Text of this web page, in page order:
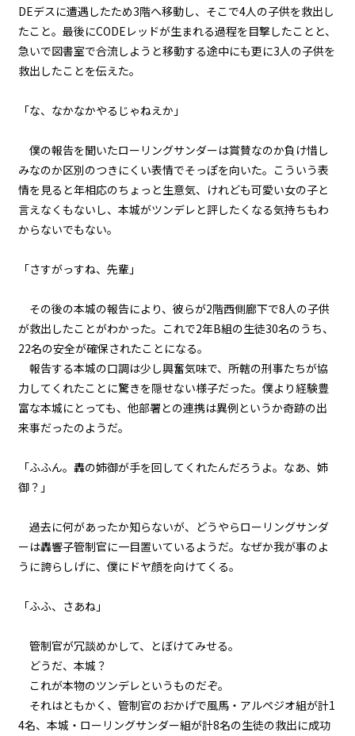
第１話
『Serial killer（連続殺人鬼）』
＜８＞
『Serial killer（連続殺人鬼）』
＜９＞
第１話
『Serial killer（連続殺人鬼）』
＜１０＞
第１話
『Serial killer（連続殺人鬼）』
＜１２＞
第１話
『Serial killer（連続殺人鬼）』
＜１３＞
＜１５＞
第１話
『Serial killer（連続殺人鬼）』
第１話
『Serial killer（連続殺人鬼）』
＜１８＞
DEデスに遭遇したため3階へ移動し、そこで4人の子供を救出し
たこと。最後にCODEレッドが生まれる過程を目撃したことと、
急いで図書室で合流しようと移動する途中にも更に3人の子供を
救出したことを伝えた。
「な、なかなかやるじゃねえか」
僕の報告を聞いたローリングサンダーは賞賛なのか負け惜し
みなのか区別のつきにくい表情でそっぽを向いた。こういう表
情を見ると年相応のちょっと生意気、けれども可愛い女の子と
言えなくもないし、本城がツンデレと評したくなる気持ちもわ
からないでもない。
「さすがっすね、先輩」
その後の本城の報告により、彼らが2階西側廊下で8人の子供
が救出したことがわかった。これで2年B組の生徒30名のうち、
22名の安全が確保されたことになる。
報告する本城の口調は少し興奮気味で、所轄の刑事たちが協
力してくれたことに驚きを隠せない様子だった。僕より経験豊
富な本城にとっても、他部署との連携は異例というか奇跡の出
来事だったのようだ。
「ふふん。轟の姉御が手を回してくれたんだろうよ。なあ、姉
御？」
過去に何があったか知らないが、どうやらローリングサンダ
ーは轟響子管制官に一目置いているようだ。なぜか我が事のよ
うに誇らしげに、僕にドヤ顔を向けてくる。
「ふふ、さあね」
管制官が冗談めかして、とぼけてみせる。
どうだ、本城？
これが本物のツンデレというものだぞ。
それはともかく、管制官のおかげで風馬・アルペジオ組が計1
4名、本城・ローリングサンダー組が計8名の生徒の救出に成功